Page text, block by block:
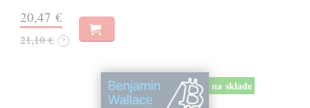
20,47 €
21,10 € ?
na sklade